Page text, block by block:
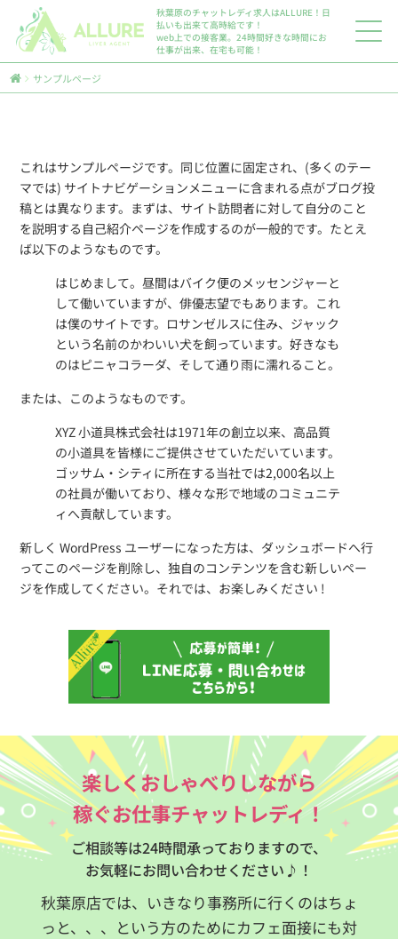
秋葉原のチャットレディ求人はALLURE！日
払いも出来て高時給です！
web上での接客業。24時間好きな時間にお
仕事が出来、在宅も可能！
サンプルページ
これはサンプルページです。同じ位置に固定され、(多くのテー
マでは) サイトナビゲーションメニューに含まれる点がブログ投
稿とは異なります。まずは、サイト訪問者に対して自分のこと
を説明する自己紹介ページを作成するのが一般的です。たとえ
ば以下のようなものです。
はじめまして。昼間はバイク便のメッセンジャーと
して働いていますが、俳優志望でもあります。これ
は僕のサイトです。ロサンゼルスに住み、ジャック
という名前のかわいい犬を飼っています。好きなも
のはピニャコラーダ、そして通り雨に濡れること。
または、このようなものです。
XYZ 小道具株式会社は1971年の創立以来、高品質
の小道具を皆様にご提供させていただいています。
ゴッサム・シティに所在する当社では2,000名以上
の社員が働いており、様々な形で地域のコミュニテ
ィへ貢献しています。
新しく WordPress ユーザーになった方は、 ダッシュボードへ行
ってこのページを削除し、独自のコンテンツを含む新しいペー
ジを作成してください。それでは、お楽しみください !
楽しくおしゃべりしながら
稼ぐお仕事チャットレディ！
ご相談等は24時間承っておりますので、
お気軽にお問い合わせください♪！
秋葉原店では、いきなり事務所に行くのはちょ
っと、、、という方のためにカフェ面接にも対